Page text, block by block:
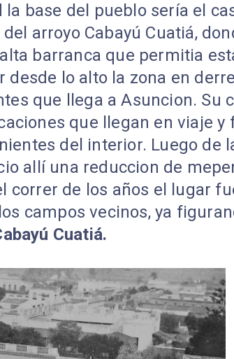
la base del pueblo sería el
arroyo Cabayú Cuatiá,
barranca que permitia
lo alto la zona en
que llega a Asuncion. Su
que llegan en viaje y
del interior. Luego de
allí una reduccion de
correr de los años el lugar
campos vecinos, ya
Cuatiá.